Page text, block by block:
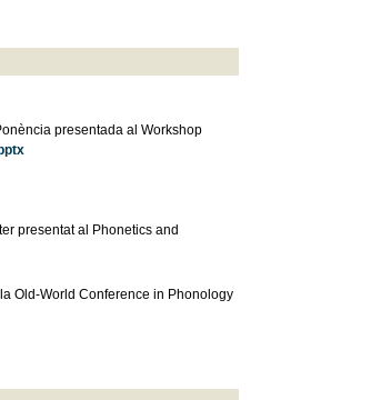
presentada al Workshop
presentat al Phonetics and
Old-World Conference in Phonology